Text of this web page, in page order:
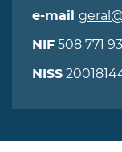
e-mail
NIF 508 771
NISS